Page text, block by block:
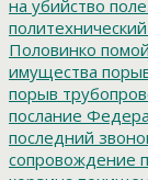
на убийство
Половинко
имущества
порыв
послание
последний
сопровождение